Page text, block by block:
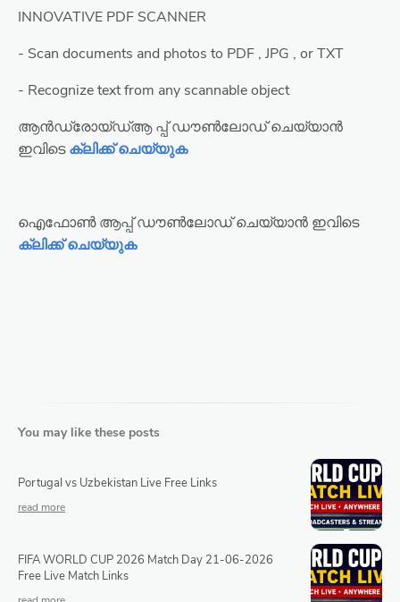
INNOVATIVE PDF SCANNER
- Scan documents and photos to PDF , JPG , or TXT
- Recognize text from any scannable object
ആൻഡ്രോയ്ഡ്ആ പ്പ് ഡൗൺലോഡ് ചെയ്യാൻ
ഇവിടെക്ലിക്ക് ചെയ്യുക
ഐഫോൺ ആപ്പ് ഡൗൺലോഡ് ചെയ്യാൻ ഇവിടെ
ക്ലിക്ക് ചെയ്യുക
You may like these posts
Portugal vs Uzbekistan Live Free Links
FIFA WORLD CUP 2026 Match Day 21-06-2026
Free Live Match Links